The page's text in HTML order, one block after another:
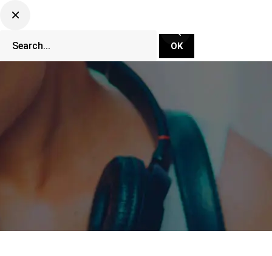
CLUBBING TV NETWORK